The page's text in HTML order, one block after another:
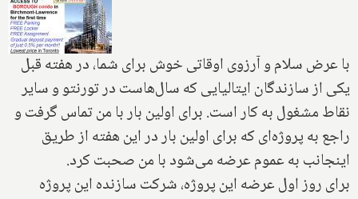
با عرض سلام و آرزوی اوقاتی خوش برای شما، در هفته قبل
یکی از سازندگان ایتالیایی که سال‌هاست در تورنتو و سایر
نقاط مشغول به کار است. برای اولین بار با من تماس گرفت و
راجع به پروژه‌ای که برای اولین بار در این هفته از طریق
اینجانب به عموم عرضه می‌شود با من صحبت کرد.
برای روز اول عرضه این پروژه، شرکت سازنده این پروژه